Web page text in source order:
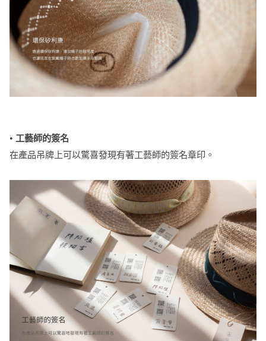
• 工藝師的簽名
在產品吊牌上可以驚喜發現有著工藝師的簽名章印。